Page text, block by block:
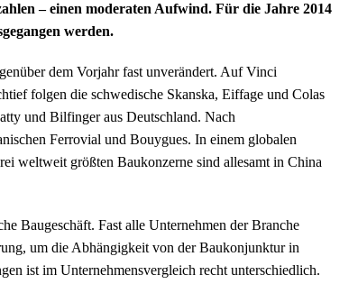
– einen moderaten Aufwind. Für die Jahre 2014
werden.
dem Vorjahr fast unverändert. Auf Vinci
folgen die schwedische Skanska, Eiffage und Colas
und Bilfinger aus Deutschland. Nach
Ferrovial und Bouygues. In einem globalen
weltweit größten Baukonzerne sind allesamt in China
Baugeschäft. Fast alle Unternehmen der Branche
um die Abhängigkeit von der Baukonjunktur in
ist im Unternehmensvergleich recht unterschiedlich.